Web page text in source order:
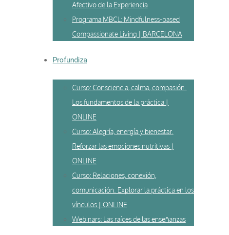
Afectivo de la Experiencia
Programa MBCL: Mindfulness-based
Compassionate Living | BARCELONA
Profundiza
Curso: Consciencia, calma, compasión.
Los fundamentos de la práctica |
ONLINE
Curso: Alegría, energía y bienestar.
Reforzar las emociones nutritivas |
ONLINE
Curso: Relaciones, conexión,
comunicación. Explorar la práctica en los
vínculos | ONLINE
Webinars: Las raíces de las enseñanzas